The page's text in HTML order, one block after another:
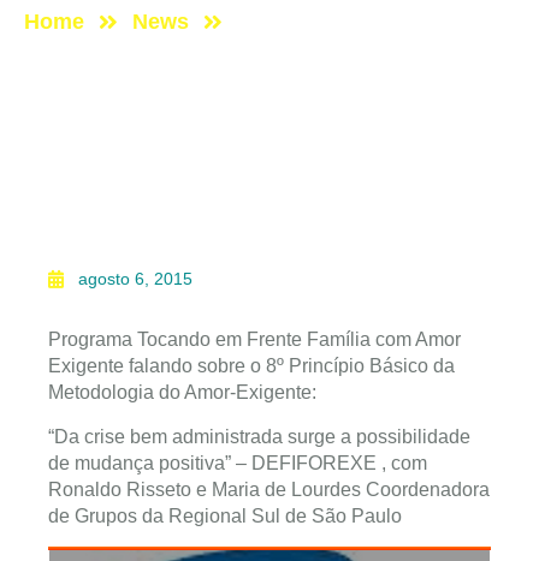
Home News
agosto 6, 2015
Programa Tocando em Frente Família com Amor
Exigente falando sobre o 8º Princípio Básico da
Metodologia do Amor-Exigente:
“Da crise bem administrada surge a possibilidade
de mudança positiva” – DEFIFOREXE , com
Ronaldo Risseto e Maria de Lourdes Coordenadora
de Grupos da Regional Sul de São Paulo